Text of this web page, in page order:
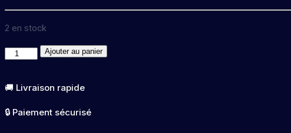
2 en stock
quantité
Holy
US
Ajouter au panier
🚚 Livraison rapide
🔒 Paiement sécurisé